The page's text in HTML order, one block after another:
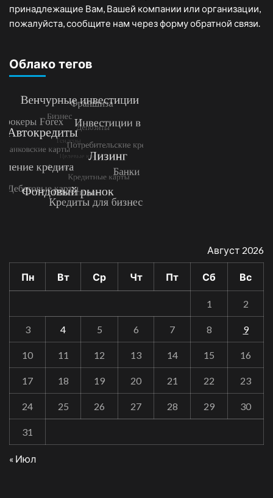
принадлежащие Вам, Вашей компании или организации,
пожалуйста, сообщите нам через форму обратной связи.
Облако тегов
Август 2026
Пн Вт Ср Чт Пт Сб Вс
1 2
3 4 5 6 7 8 9
10 11 12 13 14 15 16
17 18 19 20 21 22 23
24 25 26 27 28 29 30
31
« Июл